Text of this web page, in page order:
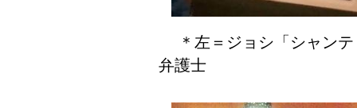
＊左＝ジョシ「シャン
弁護士